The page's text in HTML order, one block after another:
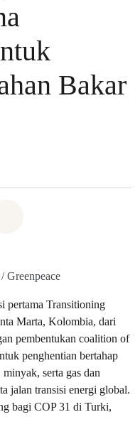
Bakar
Greenpeace
Transitioning
Marta, Kolombia, dari
pembentukan coalition of
penghentian bertahap
serta gas dan
jalan transisi energi global.
bagi COP 31 di Turki,